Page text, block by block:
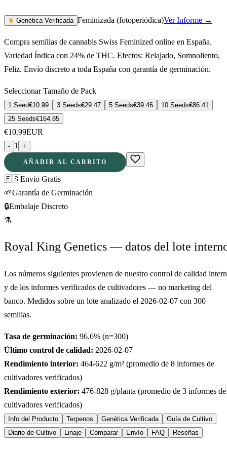
♛ Genética Verificada Feminizada (fotoperiódica)Ver Informe →
Compra semillas de cannabis Swiss Feminized online en España.
Variedad Índica con 24% de THC. Efectos: Relajado, Somnoliento,
Feliz. Envío discreto a toda España con garantía de germinación.
Seleccionar Tamaño de Pack
1 Seed€10.99 3 Seeds€29.47 5 Seeds€39.46 10 Seeds€86.41
25 Seeds€164.85
€10.99EUR
- 1 +
AÑADIR AL CARRITO
🇪🇸Envío Gratis
🌱Garantía de Germinación
🔒Embalaje Discreto
⚗
Royal King Genetics — datos del lote
Los números siguientes provienen de nuestro control de calidad
y de los informes verificados de cultivadores — no marketing del
banco. Medidos sobre un lote analizado el 2026-02-07 con 300
semillas.
Tasa de germinación: 96.6% (n=300)
Último control de calidad: 2026-02-07
Rendimiento interior: 464-622 g/m² (promedio de 8 informes de
cultivadores verificados)
Rendimiento exterior: 476-828 g/planta (promedio de 3 informes de
cultivadores verificados)
Info del Producto Terpenos Genética Verificada
Guía de Cultivo
Diario de Cultivo
Linaje Comparar Envío FAQ Reseñas